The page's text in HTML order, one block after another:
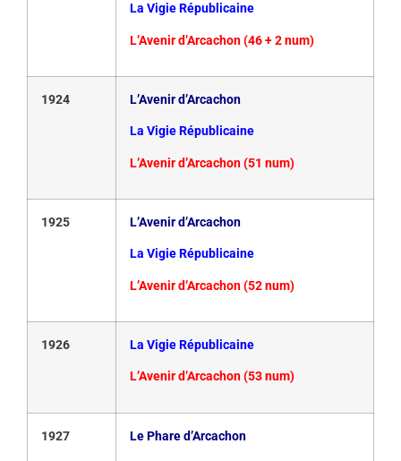
La Vigie Républicaine
L’Avenir d’Arcachon (46 + 2 num)
1924 L’Avenir d’Arcachon
La Vigie Républicaine
L’Avenir d’Arcachon (51 num)
1925 L’Avenir d’Arcachon
La Vigie Républicaine
L’Avenir d’Arcachon (52 num)
1926 La Vigie Républicaine
L’Avenir d’Arcachon (53 num)
1927 Le Phare d’Arcachon